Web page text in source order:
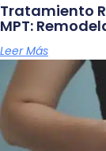
Tratamiento
MPT:
Leer Más